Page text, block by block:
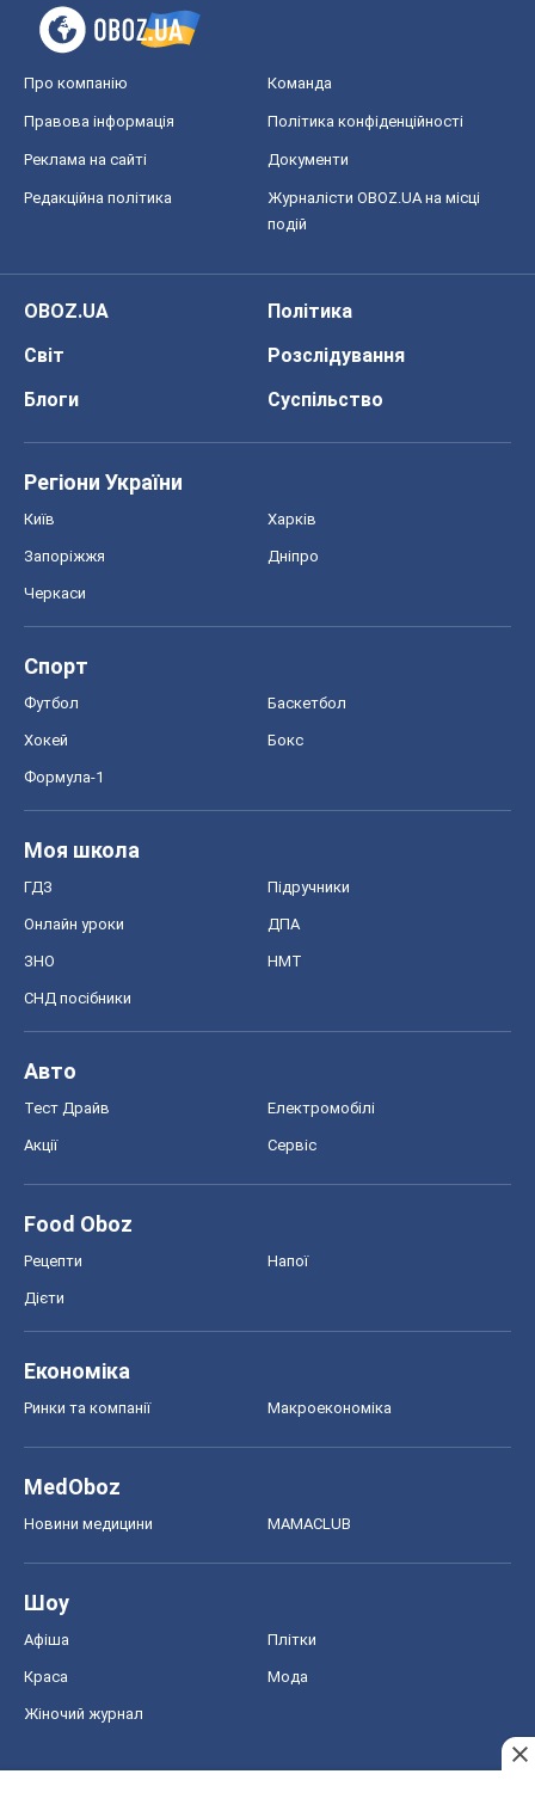
Про компанію Команда
Правова інформація Політика конфіденційності
Реклама на сайті Документи
Редакційна політика
Журналісти OBOZ.UA на місці
подій
OBOZ.UA
Політика
Світ
Розслідування
Блоги
Суспільство
Регіони України
Київ Харків
Запоріжжя Дніпро
Черкаси
Спорт
Футбол Баскетбол
Хокей Бокс
Формула-1
Моя школа
ГДЗ Підручники
Онлайн уроки ДПА
ЗНО НМТ
СНД посібники
Авто
Тест Драйв Електромобілі
Акції Сервіс
Food Oboz
Рецепти Напої
Дієти
Економіка
Ринки та компанії Макроекономіка
MedOboz
Новини медицини MAMACLUB
Шоу
Афіша Плітки
Краса Мода
Жіночий журнал